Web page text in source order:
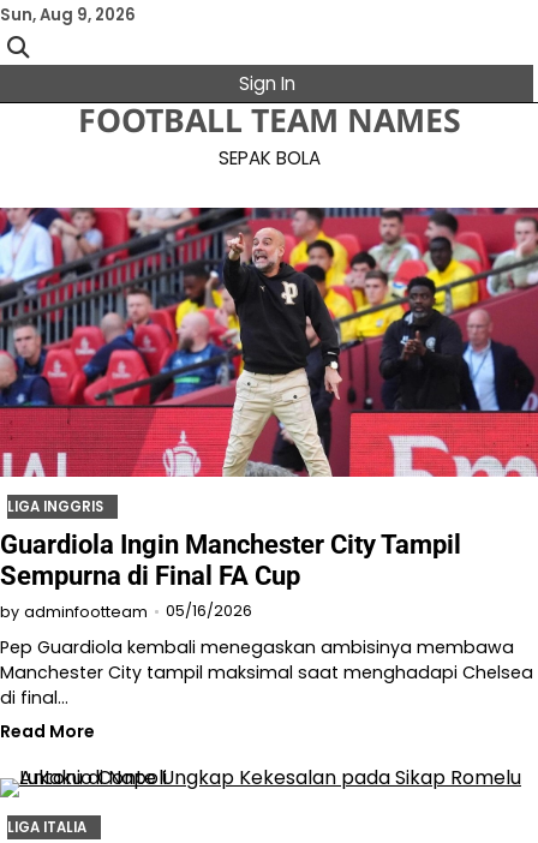
Skip
to
content
Sun, Aug 9, 2026
Sign In
FOOTBALL TEAM NAMES
SEPAK BOLA
LIGA INGGRIS
Guardiola Ingin Manchester City Tampil
Sempurna di Final FA Cup
by adminfootteam 05/16/2026
Pep Guardiola kembali menegaskan ambisinya membawa
Manchester City tampil maksimal saat menghadapi Chelsea
di final…
Read More
LIGA ITALIA